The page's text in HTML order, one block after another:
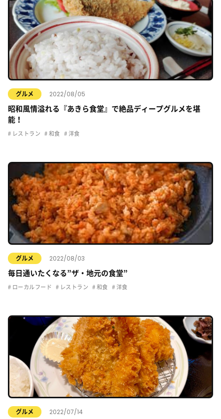
グルメ 2022/08/05
昭和風情溢れる『あきら食堂』で絶品ディープグルメを堪
能！
レストラン 和食 洋食
グルメ 2022/08/03
毎日通いたくなる”ザ・地元の食堂”
ローカルフード レストラン 和食 洋食
グルメ 2022/07/14